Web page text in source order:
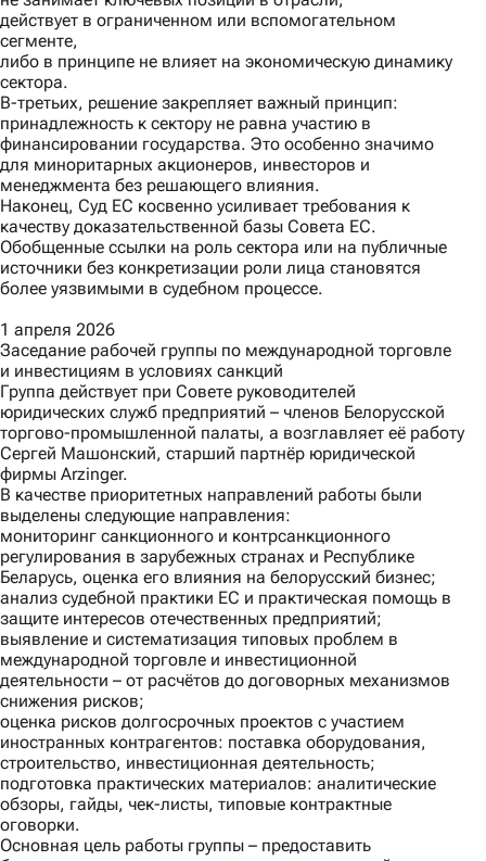
действует в ограниченном или вспомогательном
сегменте,
либо в принципе не влияет на экономическую динамику
сектора.
В-третьих, решение закрепляет важный принцип:
принадлежность к сектору не равна участию в
финансировании государства. Это особенно значимо
для миноритарных акционеров, инвесторов и
менеджмента без решающего влияния.
Наконец, Суд ЕС косвенно усиливает требования к
качеству доказательственной базы Совета ЕС.
Обобщенные ссылки на роль сектора или на публичные
источники без конкретизации роли лица становятся
более уязвимыми в судебном процессе.
1 апреля 2026
Заседание рабочей группы по международной торговле
и инвестициям в условиях санкций
Группа действует при Совете руководителей
юридических служб предприятий – членов Белорусской
торгово-промышленной палаты, а возглавляет её работу
Сергей Машонский, старший партнёр юридической
фирмы Arzinger.
В качестве приоритетных направлений работы были
выделены следующие направления:
мониторинг санкционного и контрсанкционного
регулирования в зарубежных странах и Республике
Беларусь, оценка его влияния на белорусский бизнес;
анализ судебной практики ЕС и практическая помощь в
защите интересов отечественных предприятий;
выявление и систематизация типовых проблем в
международной торговле и инвестиционной
деятельности – от расчётов до договорных механизмов
снижения рисков;
оценка рисков долгосрочных проектов с участием
иностранных контрагентов: поставка оборудования,
строительство, инвестиционная деятельность;
подготовка практических материалов: аналитические
обзоры, гайды, чек-листы, типовые контрактные
оговорки.
Основная цель работы группы – предоставить